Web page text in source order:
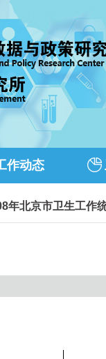
作动态
年北京市卫生工作